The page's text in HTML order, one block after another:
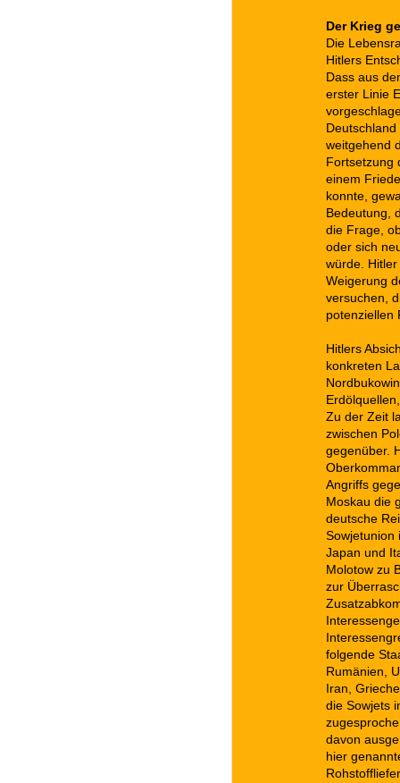
Der Krieg
Die
Hitlers
Dass aus
erster Linie
weitgehend
Fortsetzung
einem
konnte,
Bedeutung,
die Frage,
oder sich
würde.
Weigerung
versuchen,
potenziellen
Hitlers
konkreten
Zu der Zeit
zwischen
gegenüber.
Angriffs
Moskau die
deutsche
Sowjetunion
Japan und
Molotow zu
zur
folgende
Rumänien,
Iran,
die Sowjets
davon
hier